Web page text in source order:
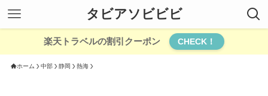
タビアソビビビ
楽天トラベルの割引クーポン CHECK！
ホーム 中部 静岡 熱海